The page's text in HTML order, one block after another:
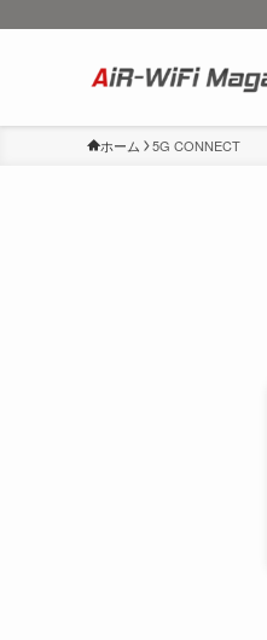
ホーム 5G CONNECT